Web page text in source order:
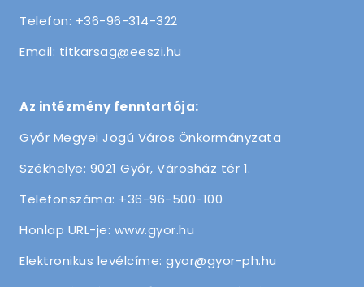
Telefon: +36-96-314-322
Email: titkarsag@eeszi.hu
Az intézmény fenntartója:
Győr Megyei Jogú Város Önkormányzata
Székhelye: 9021 Győr, Városház tér 1.
Telefonszáma: +36-96-500-100
Honlap URL-je: www.gyor.hu
Elektronikus levélcíme: gyor@gyor-ph.hu